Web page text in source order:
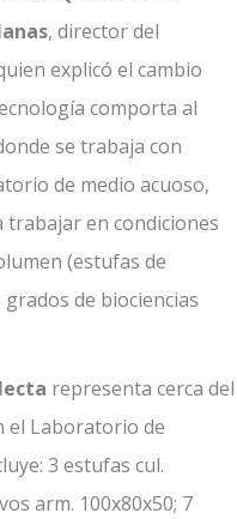
, director del
explicó el cambio
comporta al
se trabaja con
de medio acuoso,
en condiciones
(estufas de
de biociencias
representa cerca del
el Laboratorio de
3 estufas cul.
arm. 100x80x50; 7